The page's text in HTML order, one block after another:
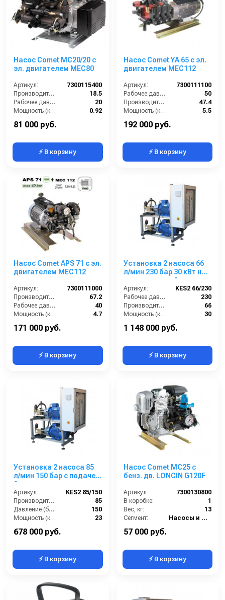
Насос Comet МC20/20 с
эл. двигателем MEC80
Артикул:
7300115400
Производительность (л/мин):
18.5
Рабочее давление (бар):
20
Мощность (кВт):
0.92
81 000 руб.
⚡ В корзину
Насос Comet YA 65 с эл.
двигателем MEC112
Артикул:
7300111100
Рабочее давление (бар):
50
Производительность (л/мин):
47.4
Мощность (кВт):
5.5
192 000 руб.
⚡ В корзину
Насос Comet APS 71 с эл.
двигателем MEC112
Артикул:
7300111000
Производительность (л/мин):
67.2
Рабочее давление (бар):
40
Мощность (кВт):
4.7
171 000 руб.
⚡ В корзину
Установка 2 насоса 66
л/мин 230 бар 30 кВт на
раме нерж. на 2
оператора. с автом.
Артикул:
KES2 66/230
Рабочее давление (бар):
230
Производительность (л/мин):
66
Мощность (кВт):
30
1 148 000 руб.
⚡ В корзину
Установка 2 насоса 85
л/мин 150 бар с подачей
2-х моющих средств с
пультом управления
Артикул:
KES2 85/150
Производительность (л/мин):
85
Давление (бар):
150
Мощность (кВт):
23
678 000 руб.
⚡ В корзину
Насос Comet МC25 с
бенз. дв. LONCIN G120F
Артикул:
7300130800
В коробке:
1
Вес, кг:
13
Сегмент:
Насосы и насосные станции
57 000 руб.
⚡ В корзину